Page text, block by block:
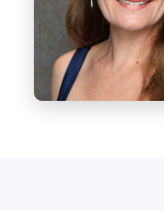
Opera Baylis (jetzt
Workshops an
ZelenkasMagnificat
Orchester der
Summer School,